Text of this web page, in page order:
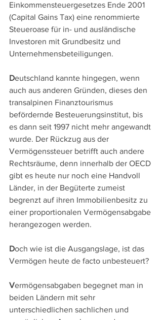
Einkommensteuergesetzes Ende 2001
(Capital Gains Tax) eine renommierte
Steueroase für in- und ausländische
Investoren mit Grundbesitz und
Unternehmensbeteiligungen.
Deutschland kannte hingegen, wenn
auch aus anderen Gründen, dieses den
transalpinen Finanztourismus
befördernde Besteuerungsinstitut, bis
es dann seit 1997 nicht mehr angewandt
wurde. Der Rückzug aus der
Vermögenssteuer betrifft auch andere
Rechtsräume, denn innerhalb der OECD
gibt es heute nur noch eine Handvoll
Länder, in der Begüterte zumeist
begrenzt auf ihren Immobilienbesitz zu
einer proportionalen Vermögensabgabe
herangezogen werden.
Doch wie ist die Ausgangslage, ist das
Vermögen heute de facto unbesteuert?
Vermögensabgaben begegnet man in
beiden Ländern mit sehr
unterschiedlichen sachlichen und